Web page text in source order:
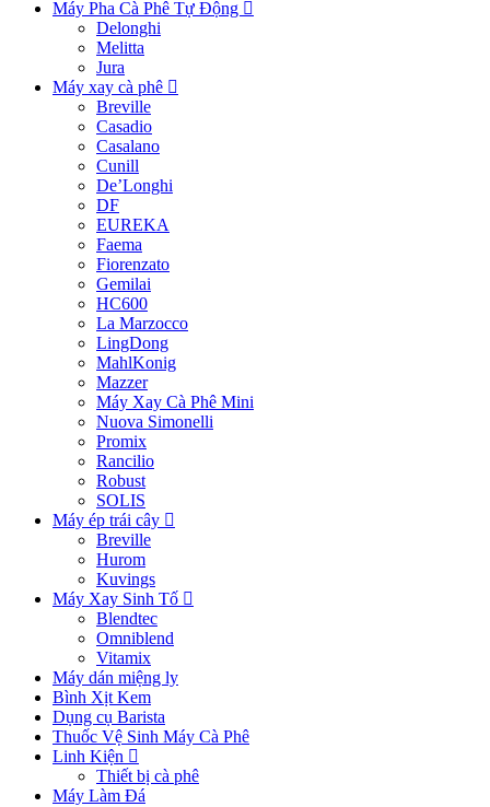
Máy Pha Cà Phê Tự Động
Delonghi
Melitta
Jura
Máy xay cà phê
Breville
Casadio
Casalano
Cunill
De’Longhi
DF
EUREKA
Faema
Fiorenzato
Gemilai
HC600
La Marzocco
LingDong
MahlKonig
Mazzer
Máy Xay Cà Phê Mini
Nuova Simonelli
Promix
Rancilio
Robust
SOLIS
Máy ép trái cây
Breville
Hurom
Kuvings
Máy Xay Sinh Tố
Blendtec
Omniblend
Vitamix
Máy dán miệng ly
Bình Xịt Kem
Dụng cụ Barista
Thuốc Vệ Sinh Máy Cà Phê
Linh Kiện
Thiết bị cà phê
Máy Làm Đá